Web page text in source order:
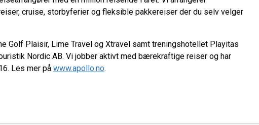
cruise, storbyferier og fleksible pakkereiser der du selv velger
Golf Plaisir, Lime Travel og Xtravel samt treningshotellet Playitas
Nordic AB. Vi jobber aktivt med bærekraftige reiser og har
Les mer på www.apollo.no.